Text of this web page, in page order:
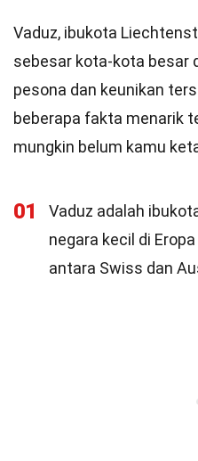
Vaduz, ibukota
sebesar kota-kota besar
pesona dan keunikan
beberapa fakta menarik
mungkin belum kamu
01
Vaduz adalah
negara kecil di
antara Swiss dan